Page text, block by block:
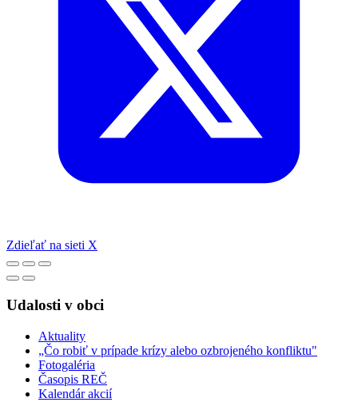
Zdieľať na sieti X
Udalosti v obci
Aktuality
„Čo robiť v prípade krízy alebo ozbrojeného konfliktu"
Fotogaléria
Časopis REČ
Kalendár akcií